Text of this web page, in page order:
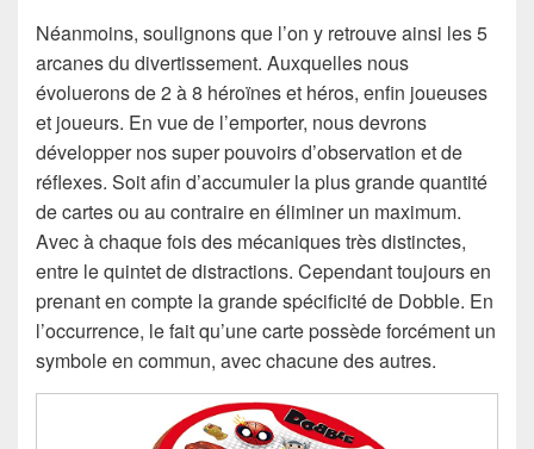
Néanmoins, soulignons que l’on y retrouve ainsi les 5
arcanes du divertissement. Auxquelles nous
évoluerons de 2 à 8 héroïnes et héros, enfin joueuses
et joueurs. En vue de l’emporter, nous devrons
développer nos super pouvoirs d’observation et de
réflexes. Soit afin d’accumuler la plus grande quantité
de cartes ou au contraire en éliminer un maximum.
Avec à chaque fois des mécaniques très distinctes,
entre le quintet de distractions. Cependant toujours en
prenant en compte la grande spécificité de Dobble. En
l’occurrence, le fait qu’une carte possède forcément un
symbole en commun, avec chacune des autres.